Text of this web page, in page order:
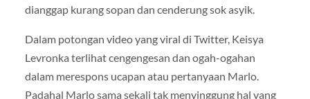
dianggap kurang sopan dan cenderung sok asyik.
Dalam potongan video yang viral di Twitter, Keisya
Levronka terlihat cengengesan dan ogah-ogahan
dalam merespons ucapan atau pertanyaan Marlo.
Padahal Marlo sama sekali tak menyinggung hal yang